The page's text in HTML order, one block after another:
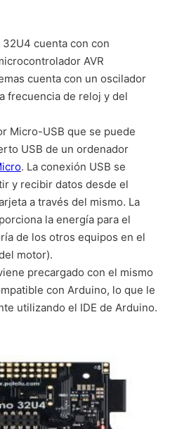
cuenta con con
AVR
cuenta con un oscilador
frecuencia de reloj y del
Micro-USB que se puede
USB de un ordenador
. La conexión USB se
y recibir datos desde el
a través del mismo. La
la energía para el
de los otros equipos en el
motor).
precargado con el mismo
con Arduino, lo que le
utilizando el IDE de Arduino.